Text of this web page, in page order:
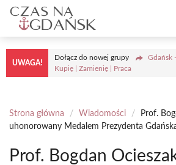
Przejdź
treści
UWAGA!
Dołącz do nowej grupy
Gdańsk
Kupię | Zamienię | Praca
Strona główna / Wiadomości /
Prof.
uhonorowany Medalem Prezydenta
Prof. Bogdan